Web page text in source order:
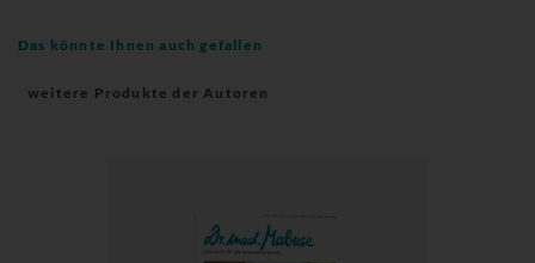
Das könnte Ihnen auch gefallen
weitere Produkte der Autoren